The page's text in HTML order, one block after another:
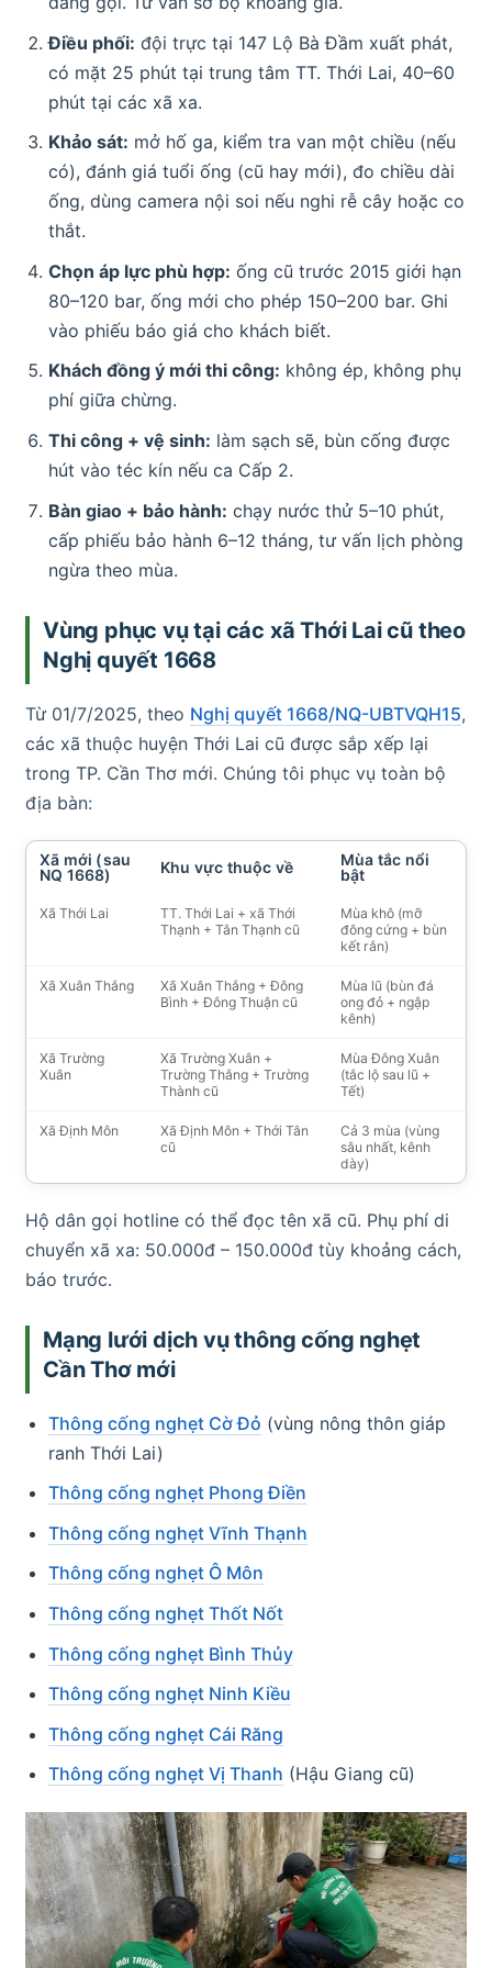
Điều phối: đội trực tại 147 Lộ Bà Đầm xuất phát,
có mặt 25 phút tại trung tâm TT. Thới Lai, 40–60
phút tại các xã xa.
Khảo sát: mở hố ga, kiểm tra van một chiều (nếu
có), đánh giá tuổi ống (cũ hay mới), đo chiều dài
ống, dùng camera nội soi nếu nghi rễ cây hoặc co
thắt.
Chọn áp lực phù hợp: ống cũ trước 2015 giới hạn
80–120 bar, ống mới cho phép 150–200 bar. Ghi
vào phiếu báo giá cho khách biết.
Khách đồng ý mới thi công: không ép, không phụ
phí giữa chừng.
Thi công + vệ sinh: làm sạch sẽ, bùn cống được
hút vào téc kín nếu ca Cấp 2.
Bàn giao + bảo hành: chạy nước thử 5–10 phút,
cấp phiếu bảo hành 6–12 tháng, tư vấn lịch phòng
ngừa theo mùa.
Vùng phục vụ tại các xã Thới Lai cũ theo
Nghị quyết 1668
Từ 01/7/2025, theo Nghị quyết 1668/NQ-UBTVQH15,
các xã thuộc huyện Thới Lai cũ được sắp xếp lại
trong TP. Cần Thơ mới. Chúng tôi phục vụ toàn bộ
địa bàn:
Xã mới (sau
NQ 1668)
Khu vực thuộc về
Mùa tắc nổi
bật
Xã Thới Lai
TT. Thới Lai + xã Thới
Thạnh + Tân Thạnh cũ
Mùa khô (mỡ
đông cứng + bùn
kết rắn)
Xã Xuân Thắng
Xã Xuân Thắng + Đông
Bình + Đông Thuận cũ
Mùa lũ (bùn đá
ong đỏ + ngập
kênh)
Xã Trường
Xuân
Xã Trường Xuân +
Trường Thắng + Trường
Thành cũ
Mùa Đông Xuân
(tắc lộ sau lũ +
Tết)
Xã Định Môn
Xã Định Môn + Thới Tân
cũ
Cả 3 mùa (vùng
sâu nhất, kênh
dày)
Hộ dân gọi hotline có thể đọc tên xã cũ. Phụ phí di
chuyển xã xa: 50.000đ – 150.000đ tùy khoảng cách,
báo trước.
Mạng lưới dịch vụ thông cống nghẹt
Cần Thơ mới
Thông cống nghẹt Cờ Đỏ (vùng nông thôn giáp
ranh Thới Lai)
Thông cống nghẹt Phong Điền
Thông cống nghẹt Vĩnh Thạnh
Thông cống nghẹt Ô Môn
Thông cống nghẹt Thốt Nốt
Thông cống nghẹt Bình Thủy
Thông cống nghẹt Ninh Kiều
Thông cống nghẹt Cái Răng
Thông cống nghẹt Vị Thanh (Hậu Giang cũ)